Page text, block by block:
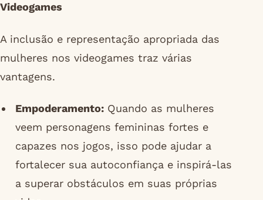
Videogames
A inclusão e representação apropriada das
mulheres nos videogames traz várias
vantagens.
Empoderamento:Quando as mulheres
veem personagens femininas fortes e
capazes nos jogos, isso pode ajudar a
fortalecer sua autoconfiança e inspirá-las
a superar obstáculos em suas próprias